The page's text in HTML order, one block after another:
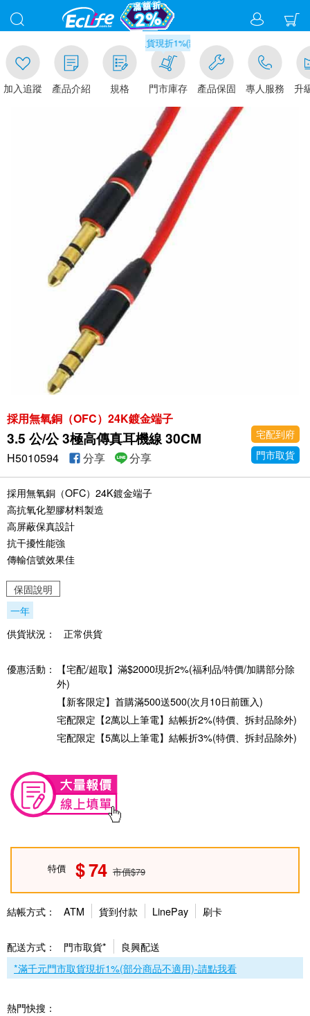
加入追蹤 產品介紹 規格
滿千元門市取貨現折1%(部分商品不適用)-請點我看
門市庫存 產品保固 專人服務 升
採用無氧銅（OFC）24K鍍金端子
3.5 公/公 3極高傳真耳機線 30CM
宅配到府
門市取貨
H5010594 分享 分享
採用無氧銅（OFC）24K鍍金端子
高抗氧化塑膠材料製造
高屏蔽保真設計
抗干擾性能強
傳輸信號效果佳
保固說明
一年
供貨狀況：
正常供貨
優惠活動：
【宅配/超取】滿$2000現折2%(福利品/特價/加購部分除
外)
【新客限定】首購滿500送500(次月10日前匯入)
宅配限定【2萬以上筆電】結帳折2%(特價、拆封品除外)
宅配限定【5萬以上筆電】結帳折3%(特價、拆封品除外)
特價 74 市價$79
結帳方式： ATM 貨到付款 LinePay 刷卡
配送方式： 門市取貨*
良興配送
*滿千元門市取貨現折1%(部分商品不適用)-請點我看
熱門快搜：